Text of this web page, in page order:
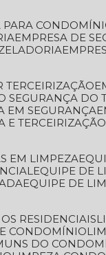
PARA
EMPRESA DE
TERCEIRIZAÇÃO
SEGURANÇA DO
EM SEGURANÇA
E TERCEIRIZAÇÃO
EM LIMPEZA
EQUIPE DE
EQUIPE DE
RESIDENCIAIS
CONDOMÍNIO
DO